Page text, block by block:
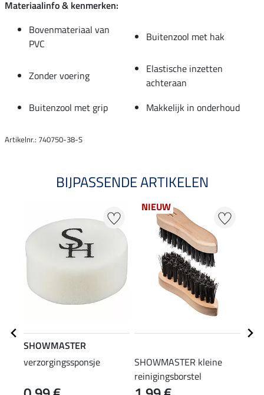
Materiaalinfo & kenmerken:
Bovenmateriaal van
PVC
Buitenzool met hak
Zonder voering
Elastische inzetten
achteraan
Buitenzool met grip
Makkelijk in onderhoud
Artikelnr.: 740750-38-S
BIJPASSENDE ARTIKELEN
SHOWMASTER
verzorgingssponsje
NIEUW
SHOWMASTER kleine
reinigingsborstel